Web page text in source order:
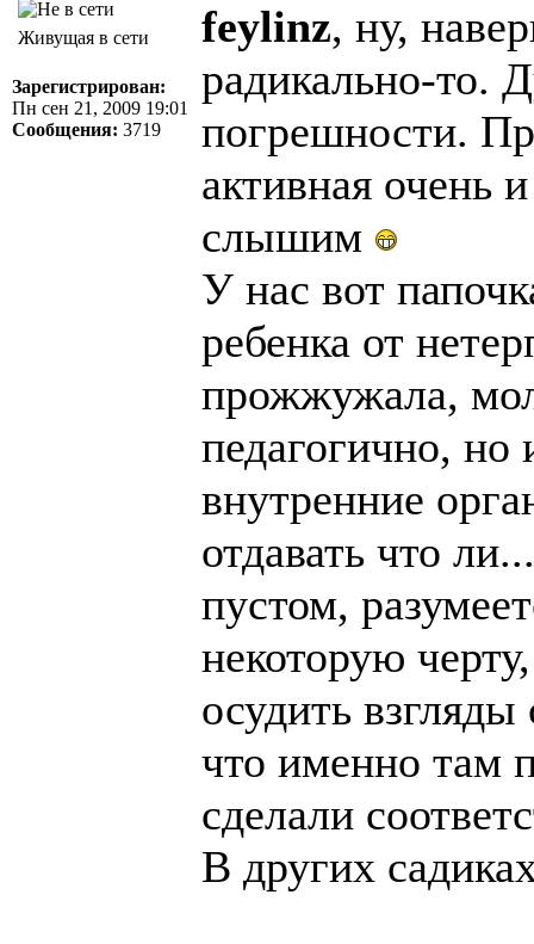
Живущая в сети
Зарегистрирован:
Пн сен 21, 2009 19:01
Сообщения: 3719
feylinz, ну,
радикально-то.
погрешности.
активная очень
слышим
У нас вот
ребенка от
прожжужала,
педагогично, но
внутренние
отдавать что
пустом,
некоторую
осудить
что именно там
сделали
В других